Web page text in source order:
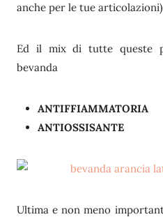
anche per le tue articolazioni)
Ed il mix di tutte queste
bevanda
ANTIFFIAMMATORIA
ANTIOSSISANTE
Ultima e non meno